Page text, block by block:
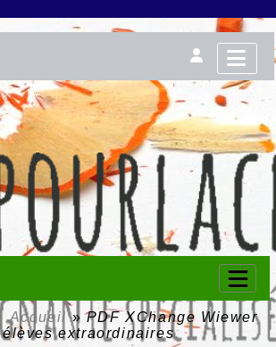
Accueil»PDF XChange Wiewer
extraordinaires